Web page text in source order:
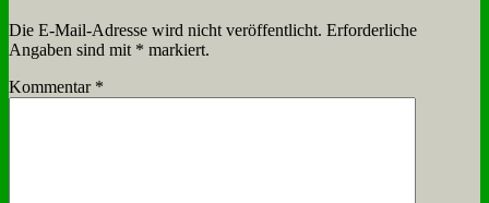
Die E-Mail-Adresse wird nicht veröffentlicht. Erforderliche
Angaben sind mit * markiert.
Kommentar *